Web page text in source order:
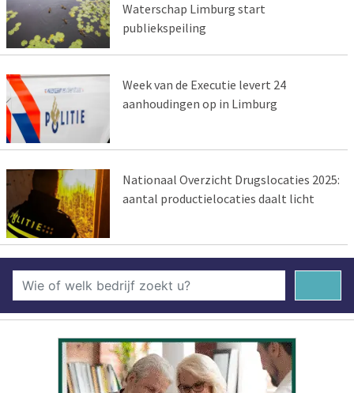
Waterschap Limburg start
publiekspeiling
Week van de Executie levert 24
aanhoudingen op in Limburg
Nationaal Overzicht Drugslocaties 2025:
aantal productielocaties daalt licht